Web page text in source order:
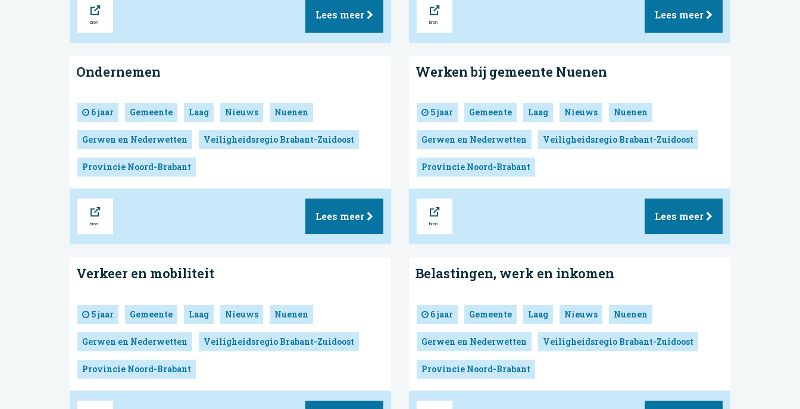
Lees meer Lees meer
Ondernemen
6 jaar Gemeente Laag Nieuws Nuenen
Gerwen en Nederwetten Veiligheidsregio Brabant-Zuidoost
Provincie Noord-Brabant
Lees meer
Werken bij gemeente Nuenen
5 jaar Gemeente Laag Nieuws Nuenen
Gerwen en Nederwetten Veiligheidsregio Brabant-Zuidoost
Provincie Noord-Brabant
Lees meer
Verkeer en mobiliteit
5 jaar Gemeente Laag Nieuws Nuenen
Gerwen en Nederwetten Veiligheidsregio Brabant-Zuidoost
Provincie Noord-Brabant
Belastingen, werk en inkomen
6 jaar Gemeente Laag Nieuws Nuenen
Gerwen en Nederwetten Veiligheidsregio Brabant-Zuidoost
Provincie Noord-Brabant